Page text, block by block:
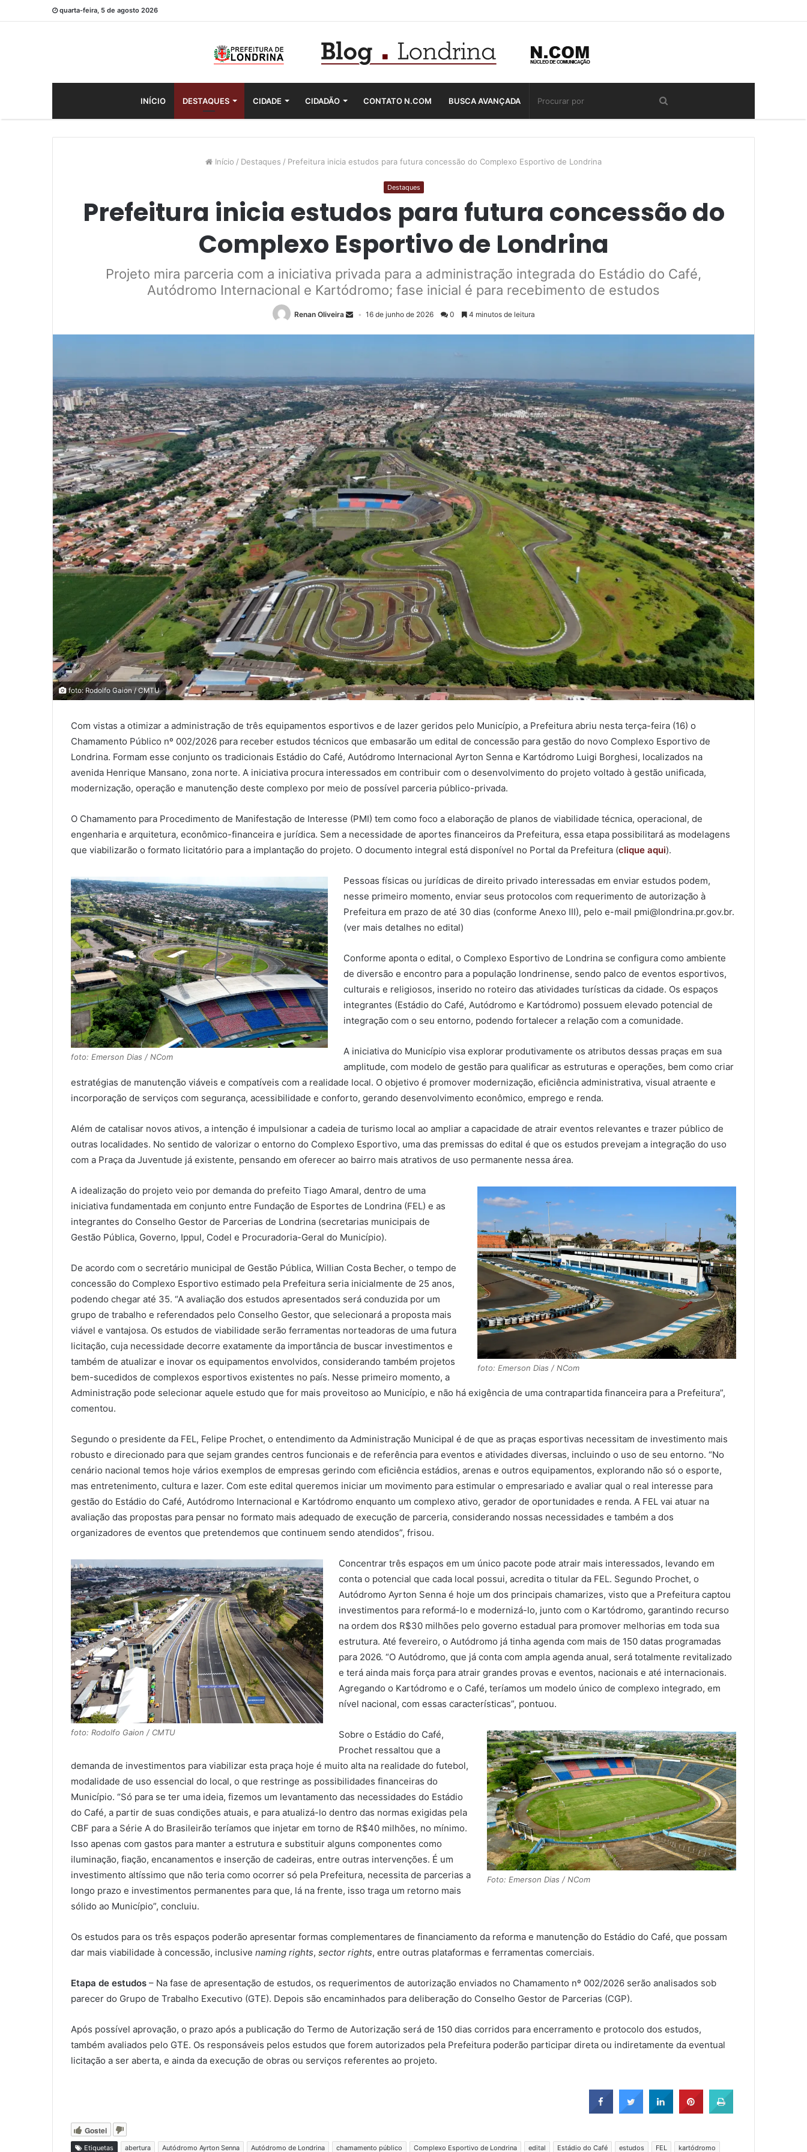
quarta-feira, 5 de agosto 2026
INÍCIO DESTAQUES CIDADE CIDADÃO CONTATO N.COM BUSCA AVANÇADA
Início / Destaques / Prefeitura inicia estudos para futura concessão do Complexo Esportivo de Londrina
Destaques
Prefeitura inicia estudos para futura concessão do
Complexo Esportivo de Londrina
Projeto mira parceria com a iniciativa privada para a administração integrada do Estádio do Café,
Autódromo Internacional e Kartódromo; fase inicial é para recebimento de estudos
Renan Oliveira 16 de junho de 2026 0 4 minutos de leitura
foto: Rodolfo Gaion / CMTU
Com vistas a otimizar a administração de três equipamentos esportivos e de lazer geridos pelo Município, a Prefeitura abriu nesta terça-feira (16) o
Chamamento Público nº 002/2026 para receber estudos técnicos que embasarão um edital de concessão para gestão do novo Complexo Esportivo de
Londrina. Formam esse conjunto os tradicionais Estádio do Café, Autódromo Internacional Ayrton Senna e Kartódromo Luigi Borghesi, localizados na
avenida Henrique Mansano, zona norte. A iniciativa procura interessados em contribuir com o desenvolvimento do projeto voltado à gestão unificada,
modernização, operação e manutenção deste complexo por meio de possível parceria público-privada.
O Chamamento para Procedimento de Manifestação de Interesse (PMI) tem como foco a elaboração de planos de viabilidade técnica, operacional, de
engenharia e arquitetura, econômico-financeira e jurídica. Sem a necessidade de aportes financeiros da Prefeitura, essa etapa possibilitará as modelagens
que viabilizarão o formato licitatório para a implantação do projeto. O documento integral está disponível no Portal da Prefeitura (clique aqui).
foto: Emerson Dias / NCom
Pessoas físicas ou jurídicas de direito privado interessadas em enviar estudos podem,
nesse primeiro momento, enviar seus protocolos com requerimento de autorização à
Prefeitura em prazo de até 30 dias (conforme Anexo III), pelo e-mail pmi@londrina.pr.gov.br.
(ver mais detalhes no edital)
Conforme aponta o edital, o Complexo Esportivo de Londrina se configura como ambiente
de diversão e encontro para a população londrinense, sendo palco de eventos esportivos,
culturais e religiosos, inserido no roteiro das atividades turísticas da cidade. Os espaços
integrantes (Estádio do Café, Autódromo e Kartódromo) possuem elevado potencial de
integração com o seu entorno, podendo fortalecer a relação com a comunidade.
A iniciativa do Município visa explorar produtivamente os atributos dessas praças em sua
amplitude, com modelo de gestão para qualificar as estruturas e operações, bem como criar
estratégias de manutenção viáveis e compatíveis com a realidade local. O objetivo é promover modernização, eficiência administrativa, visual atraente e
incorporação de serviços com segurança, acessibilidade e conforto, gerando desenvolvimento econômico, emprego e renda.
Além de catalisar novos ativos, a intenção é impulsionar a cadeia de turismo local ao ampliar a capacidade de atrair eventos relevantes e trazer público de
outras localidades. No sentido de valorizar o entorno do Complexo Esportivo, uma das premissas do edital é que os estudos prevejam a integração do uso
com a Praça da Juventude já existente, pensando em oferecer ao bairro mais atrativos de uso permanente nessa área.
foto: Emerson Dias / NCom
A idealização do projeto veio por demanda do prefeito Tiago Amaral, dentro de uma
iniciativa fundamentada em conjunto entre Fundação de Esportes de Londrina (FEL) e as
integrantes do Conselho Gestor de Parcerias de Londrina (secretarias municipais de
Gestão Pública, Governo, Ippul, Codel e Procuradoria-Geral do Município).
De acordo com o secretário municipal de Gestão Pública, Willian Costa Becher, o tempo de
concessão do Complexo Esportivo estimado pela Prefeitura seria inicialmente de 25 anos,
podendo chegar até 35. “A avaliação dos estudos apresentados será conduzida por um
grupo de trabalho e referendados pelo Conselho Gestor, que selecionará a proposta mais
viável e vantajosa. Os estudos de viabilidade serão ferramentas norteadoras de uma futura
licitação, cuja necessidade decorre exatamente da importância de buscar investimentos e
também de atualizar e inovar os equipamentos envolvidos, considerando também projetos
bem-sucedidos de complexos esportivos existentes no país. Nesse primeiro momento, a
Administração pode selecionar aquele estudo que for mais proveitoso ao Município, e não há exigência de uma contrapartida financeira para a Prefeitura”,
comentou.
Segundo o presidente da FEL, Felipe Prochet, o entendimento da Administração Municipal é de que as praças esportivas necessitam de investimento mais
robusto e direcionado para que sejam grandes centros funcionais e de referência para eventos e atividades diversas, incluindo o uso de seu entorno. “No
cenário nacional temos hoje vários exemplos de empresas gerindo com eficiência estádios, arenas e outros equipamentos, explorando não só o esporte,
mas entretenimento, cultura e lazer. Com este edital queremos iniciar um movimento para estimular o empresariado e avaliar qual o real interesse para
gestão do Estádio do Café, Autódromo Internacional e Kartódromo enquanto um complexo ativo, gerador de oportunidades e renda. A FEL vai atuar na
avaliação das propostas para pensar no formato mais adequado de execução de parceria, considerando nossas necessidades e também a dos
organizadores de eventos que pretendemos que continuem sendo atendidos”, frisou.
foto: Rodolfo Gaion / CMTU
Concentrar três espaços em um único pacote pode atrair mais interessados, levando em
conta o potencial que cada local possui, acredita o titular da FEL. Segundo Prochet, o
Autódromo Ayrton Senna é hoje um dos principais chamarizes, visto que a Prefeitura captou
investimentos para reformá-lo e modernizá-lo, junto com o Kartódromo, garantindo recurso
na ordem dos R$30 milhões pelo governo estadual para promover melhorias em toda sua
estrutura. Até fevereiro, o Autódromo já tinha agenda com mais de 150 datas programadas
para 2026. “O Autódromo, que já conta com ampla agenda anual, será totalmente revitalizado
e terá ainda mais força para atrair grandes provas e eventos, nacionais e até internacionais.
Agregando o Kartódromo e o Café, teríamos um modelo único de complexo integrado, em
nível nacional, com essas características”, pontuou.
Foto: Emerson Dias / NCom
Sobre o Estádio do Café,
Prochet ressaltou que a
demanda de investimentos para viabilizar esta praça hoje é muito alta na realidade do futebol,
modalidade de uso essencial do local, o que restringe as possibilidades financeiras do
Município. “Só para se ter uma ideia, fizemos um levantamento das necessidades do Estádio
do Café, a partir de suas condições atuais, e para atualizá-lo dentro das normas exigidas pela
CBF para a Série A do Brasileirão teríamos que injetar em torno de R$40 milhões, no mínimo.
Isso apenas com gastos para manter a estrutura e substituir alguns componentes como
iluminação, fiação, encanamentos e inserção de cadeiras, entre outras intervenções. É um
investimento altíssimo que não teria como ocorrer só pela Prefeitura, necessita de parcerias a
longo prazo e investimentos permanentes para que, lá na frente, isso traga um retorno mais
sólido ao Município”, concluiu.
Os estudos para os três espaços poderão apresentar formas complementares de financiamento da reforma e manutenção do Estádio do Café, que possam
dar mais viabilidade à concessão, inclusive naming rights, sector rights, entre outras plataformas e ferramentas comerciais.
Etapa de estudos – Na fase de apresentação de estudos, os requerimentos de autorização enviados no Chamamento nº 002/2026 serão analisados sob
parecer do Grupo de Trabalho Executivo (GTE). Depois são encaminhados para deliberação do Conselho Gestor de Parcerias (CGP).
Após possível aprovação, o prazo após a publicação do Termo de Autorização será de 150 dias corridos para encerramento e protocolo dos estudos,
também avaliados pelo GTE. Os responsáveis pelos estudos que forem autorizados pela Prefeitura poderão participar direta ou indiretamente da eventual
licitação a ser aberta, e ainda da execução de obras ou serviços referentes ao projeto.
Gostei
Etiquetas abertura Autódromo Ayrton Senna Autódromo de Londrina chamamento público Complexo Esportivo de Londrina edital Estádio do Café estudos FEL kartódromo